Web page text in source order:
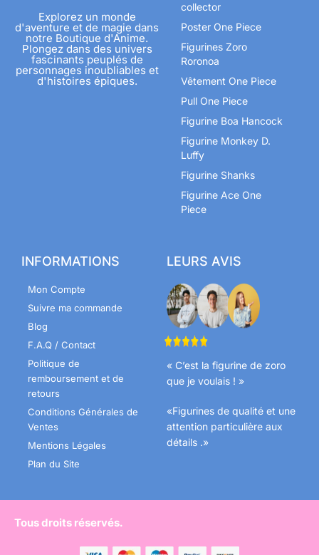
Explorez un monde
d'aventure et de magie dans
notre Boutique d'Anime.
Plongez dans des univers
fascinants peuplés de
personnages inoubliables et
d'histoires épiques.
collector
Poster One Piece
Figurines Zoro
Roronoa
Vêtement One Piece
Pull One Piece
Figurine Boa Hancock
Figurine Monkey D.
Luffy
Figurine Shanks
Figurine Ace One
Piece
INFORMATIONS
Mon Compte
Suivre ma commande
Blog
F.A.Q / Contact
Politique de
remboursement et de
retours
Conditions Générales de
Ventes
Mentions Légales
Plan du Site
LEURS AVIS
« C’est la figurine de zoro
que je voulais ! »
«Figurines de qualité et une
attention particulière aux
détails .»
Tous droits réservés.